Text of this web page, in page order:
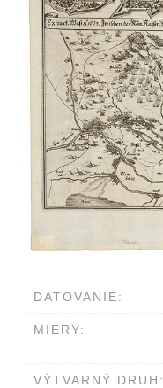
DATOVANIE:
MIERY:
VÝTVARNÝ DRUH: